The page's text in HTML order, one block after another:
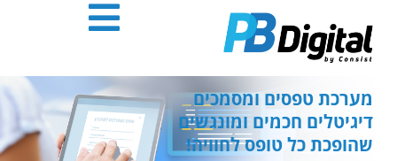
אנטר
מערכת טפסים ומסמכים
דיגיטלים חכמים ומונגשים
שהופכת כל טופס לחוויה!